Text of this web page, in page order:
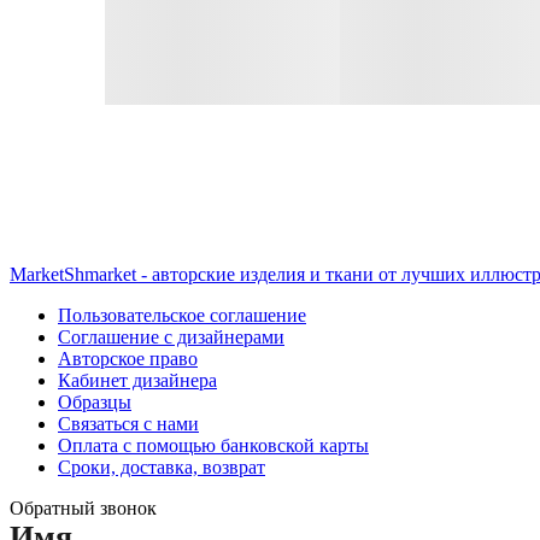
MarketShmarket - авторские изделия и ткани от лучших
Пользовательское соглашение
Соглашение с дизайнерами
Авторское право
Кабинет дизайнера
Образцы
Связаться с нами
Оплата с помощью банковской карты
Сроки, доставка, возврат
Обратный звонок